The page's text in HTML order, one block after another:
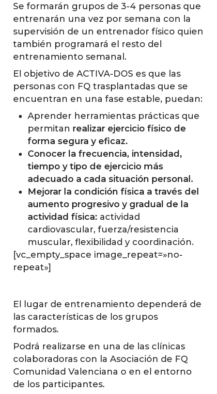
Se formarán grupos de 3-4 personas que
entrenarán una vez por semana con la
supervisión de un entrenador físico quien
también programará el resto del
entrenamiento semanal.
El objetivo de ACTIVA-DOS es que las
personas con FQ trasplantadas que se
encuentran en una fase estable, puedan:
Aprender herramientas prácticas que
permitan realizar ejercicio físico de
forma segura y eficaz.
Conocer la frecuencia, intensidad,
tiempo y tipo de ejercicio más
adecuado a cada situación personal.
Mejorar la condición física a través del
aumento progresivo y gradual de la
actividad física: actividad
cardiovascular, fuerza/resistencia
muscular, flexibilidad y coordinación.
[vc_empty_space image_repeat=»no-
repeat»]
El lugar de entrenamiento dependerá de
las características de los grupos
formados.
Podrá realizarse en una de las clínicas
colaboradoras con la Asociación de FQ
Comunidad Valenciana o en el entorno
de los participantes.